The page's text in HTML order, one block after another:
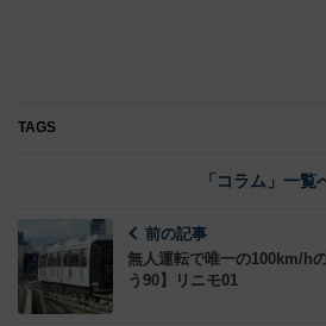
TAGS
「コラム」一覧
前の記事
無人運転で唯一の100km/h
う90】リニモ01